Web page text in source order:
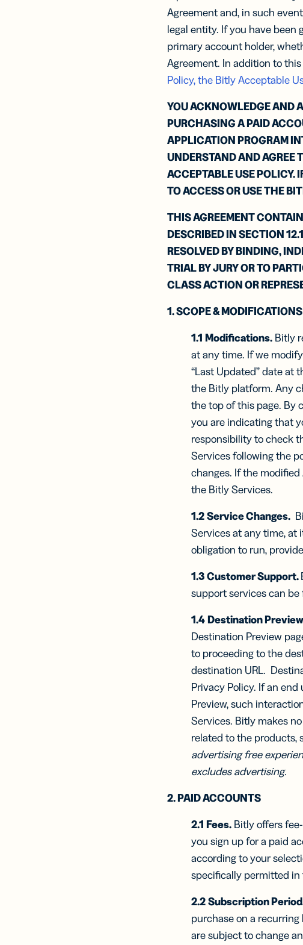
rastrear y
analizar el
rendimiento
FUNCIONES
Link en la
Selecciona y
rastrear
y contenido
para perfiles
de redes
sociales
Enlaces para
móviles
Links cortos
para
mensajes
SMS
Tarjetas de
visita
Amplia tu
de contactos
con tarjetas
de visita
virtuales
Modelo
RECURSOS DE IA
Centro de ayuda
Centro de
confianza
POR EQUIPO
Programación
Servicio de
atención al cliente
Vídeos y
seminarios web
Ve un paso por
delante con los
tutoriales y la
información sobre el
mercado
ENCUENTRA
Centro de ayuda
Centro de
confianza
Agreement and, in such
legal entity. If you have been
primary account holder,
Agreement. In addition to
Policy,the Bitly Acceptable
YOU ACKNOWLEDGE AND
PURCHASING A PAID
APPLICATION PROGRAM
UNDERSTAND AND AGREE
ACCEPTABLE USE POLICY.
TO ACCESS OR USE THE
THIS AGREEMENT
DESCRIBED IN SECTION
RESOLVED BY BINDING,
TRIAL BY JURY OR TO
CLASS ACTION OR
1. SCOPE & MODIFICATIONS
1.1 Modifications.Bitly
at any time. If we
“Last Updated” date at
the Bitly platform. Any
the top of this page. By
you are indicating that
responsibility to check
Services following the
changes. If the
the Bitly Services.
1.2 Service Changes.
Services at any time, at
obligation to run,
1.3 Customer Support.
support services can
1.4 Destination
Destination Preview
to proceeding to the
destination URL.
Privacy Policy. If an
Preview, such
Services. Bitly makes
related to the products,
advertising free
excludes advertising.
2. PAID ACCOUNTS
2.1 Fees.Bitly offers
you sign up for a paid
according to your
specifically permitted in
2.2 Subscription
purchase on a
are subject to change